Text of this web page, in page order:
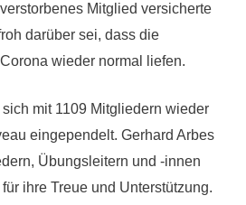
Mitglied versicherte
darüber sei, dass die
wieder normal liefen.
mit 1109 Mitgliedern wieder
eingependelt. Gerhard Arbes
Übungsleitern und -innen
ihre Treue und Unterstützung.